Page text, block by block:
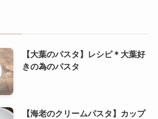
【大葉のパスタ】レシピ＊大葉好
きの為のパスタ
【海老のクリームパスタ】カップ